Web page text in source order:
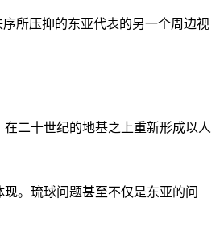
所压抑的东亚代表的另一个周边视
二十世纪的地基之上重新形成以人
。琉球问题甚至不仅是东亚的问